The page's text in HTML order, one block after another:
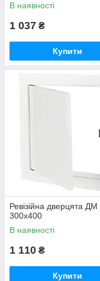
В наявності
1 037 ₴
Купити
Ревізійна дверцята ДМ
300х400
В наявності
1 110 ₴
Купити